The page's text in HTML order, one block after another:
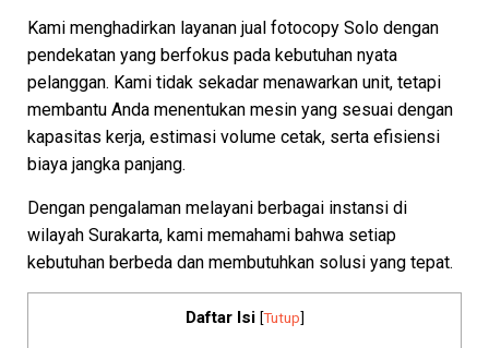
Kami menghadirkan layanan jual fotocopy Solo dengan
pendekatan yang berfokus pada kebutuhan nyata
pelanggan. Kami tidak sekadar menawarkan unit, tetapi
membantu Anda menentukan mesin yang sesuai dengan
kapasitas kerja, estimasi volume cetak, serta efisiensi
biaya jangka panjang.
Dengan pengalaman melayani berbagai instansi di
wilayah Surakarta, kami memahami bahwa setiap
kebutuhan berbeda dan membutuhkan solusi yang tepat.
Daftar Isi [Tutup]